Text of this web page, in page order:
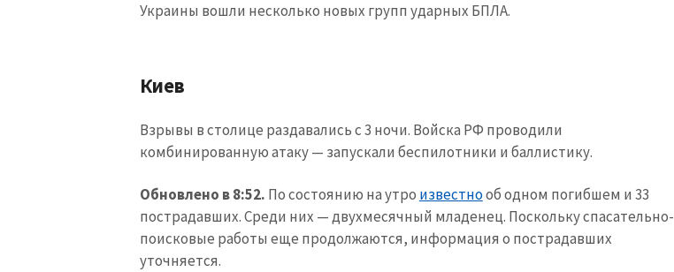
Украины вошли несколько новых групп ударных БПЛА.
Киев
Взрывы в столице раздавались с 3 ночи. Войска РФ проводили
комбинированную атаку — запускали беспилотники и баллистику.
Обновлено в 8:52. По состоянию на утро известнооб одном погибшем и 33
пострадавших. Среди них — двухмесячный младенец. Поскольку спасательно-
поисковые работы еще продолжаются, информация о пострадавших
уточняется.